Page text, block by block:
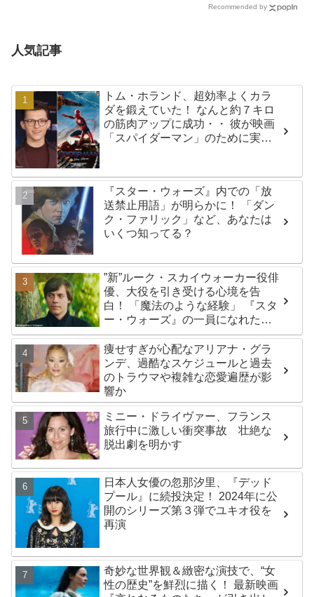
Recommended by
人気記事
トム・ホランド、超効率よくカラ
ダを鍛えていた！ なんと約７キロ
の筋肉アップに成功・・ 彼が映画
「スパイダーマン」のために実践
『スター・ウォーズ』内での「放
送禁止用語」が明らかに！ 「ダン
ク・ファリック」など、あなたは
いくつ知ってる？
”新”ルーク・スカイウォーカー役俳
優、大役を引き受ける心境を告
白！ 「魔法のような経験」 『スタ
ー・ウォーズ』の一員になれたこ
とによろこび爆発
痩せすぎが心配なアリアナ・グラ
ンデ、過酷なスケジュールと過去
のトラウマや複雑な恋愛遍歴が影
響か
ミニー・ドライヴァー、フランス
旅行中に激しい衝突事故 壮絶な
脱出劇を明かす
日本人女優の忽那汐里、『デッド
プール』に続投決定！ 2024年に公
開のシリーズ第３弾でユキオ役を
再演
奇妙な世界観＆緻密な演技で、“女
性の歴史”を鮮烈に描く！ 最新映画